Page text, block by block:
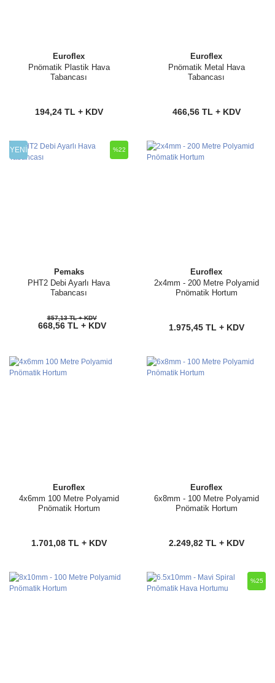
Euroflex
Pnömatik Plastik Hava
Tabancası
194,24 TL + KDV
Euroflex
Pnömatik Metal Hava
Tabancası
466,56 TL + KDV
YENİ
Pemaks
PHT2 Debi Ayarlı Hava
Tabancası
%22
857,13 TL + KDV
668,56 TL + KDV
Euroflex
2x4mm - 200 Metre Polyamid
Pnömatik Hortum
1.975,45 TL + KDV
Euroflex
4x6mm 100 Metre Polyamid
Pnömatik Hortum
1.701,08 TL + KDV
Euroflex
6x8mm - 100 Metre Polyamid
Pnömatik Hortum
2.249,82 TL + KDV
%25